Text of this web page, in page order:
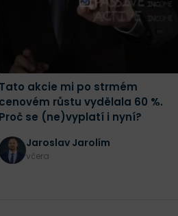
Tato akcie mi po strmém
cenovém růstu vydělala 60 %.
Proč se (ne)vyplatí i nyní?
Jaroslav Jarolím
včera